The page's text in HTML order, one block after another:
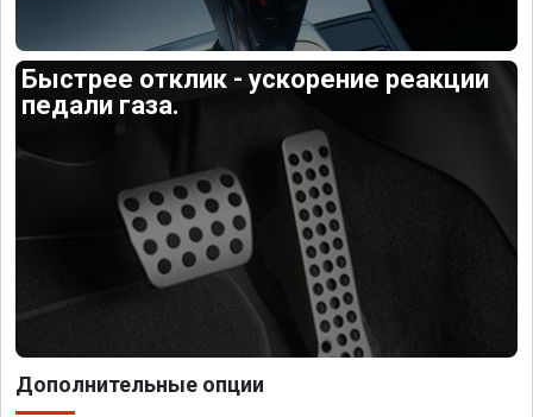
Быстрее отклик - ускорение реакции
педали газа.
Дополнительные опции